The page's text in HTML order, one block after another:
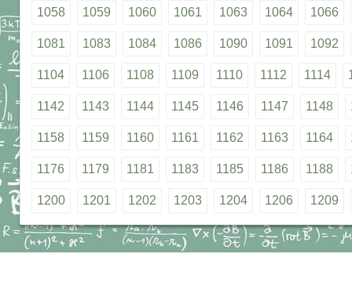
1058 1059 1060 1061 1063 1064 1066
1081 1083 1084 1086 1090 1091 1092
1104 1106 1108 1109 1110 1112 1114
1142 1143 1144 1145 1146 1147 1148
1158 1159 1160 1161 1162 1163 1164
1176 1179 1181 1183 1185 1186 1188
1200 1201 1202 1203 1204 1206 1209